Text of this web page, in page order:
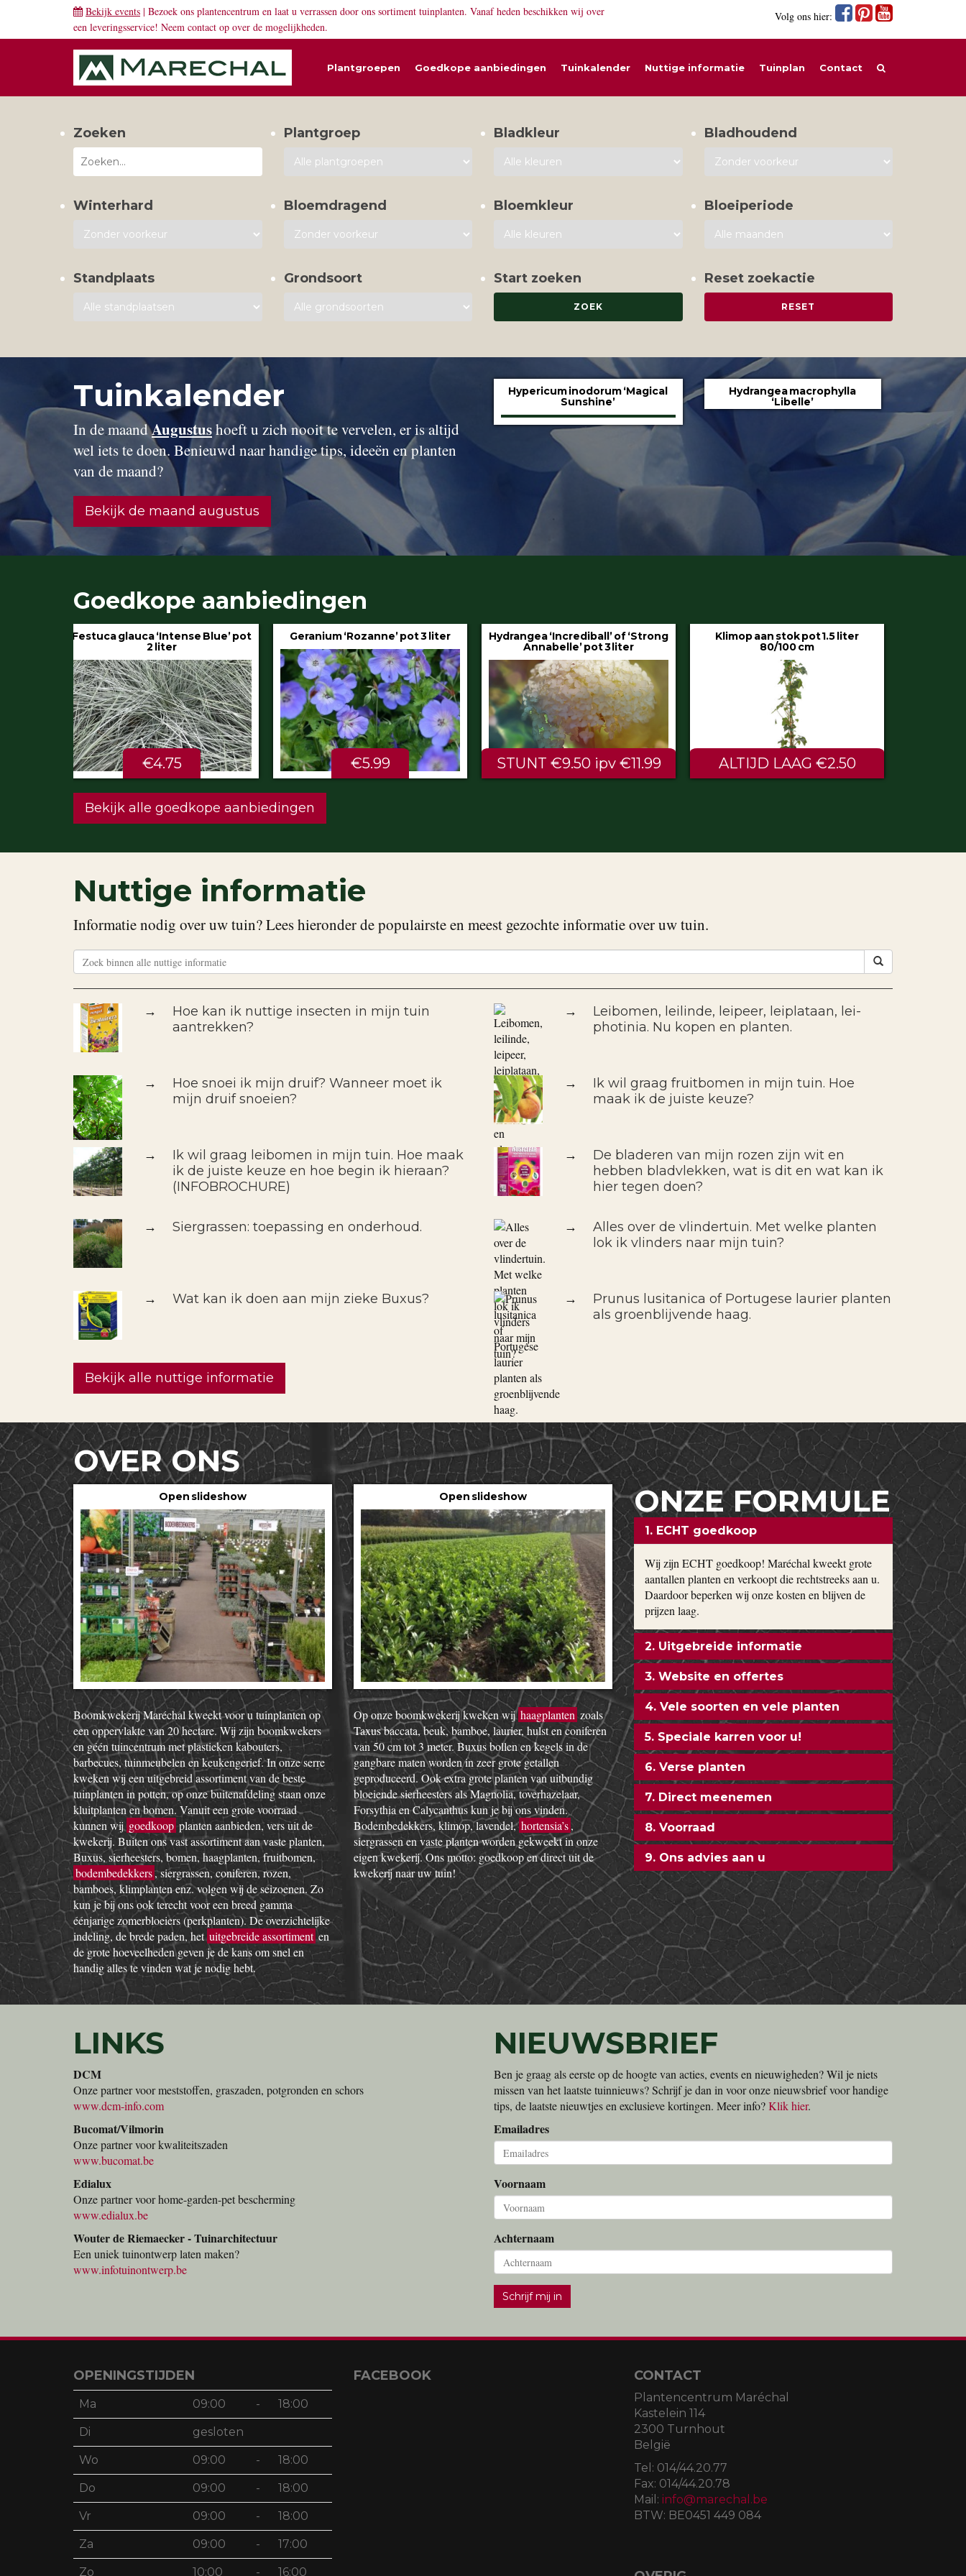
Bekijk events | Bezoek ons plantencentrum en laat u verrassen door ons sortiment tuinplanten. Vanaf heden beschikken wij over
een leveringsservice! Neem contact op over de mogelijkheden.
Volg ons hier:
Plantgroepen Goedkope aanbiedingen Tuinkalender Nuttige informatie Tuinplan Contact
Zoeken Plantgroep Bladkleur Bladhoudend
Winterhard Bloemdragend Bloemkleur Bloeiperiode
Standplaats Grondsoort Start zoeken Reset zoekactie
Tuinkalender
In de maandAugustushoeft u zich nooit te vervelen, er is altijd
wel iets te doen. Benieuwd naar handige tips, ideeën en planten
van de maand?
Bekijk de maand augustus
Hypericum inodorum ‘Magical
Sunshine’
Hydrangea macrophylla
‘Libelle’
Goedkope aanbiedingen
Geranium ‘Rozanne’ pot 3 liter
€5.99
Hydrangea ‘Incrediball’ of ‘Strong
Annabelle’ pot 3 liter
STUNT €9.50 ipv €11.99
Klimop aan stok pot 1.5 liter
80/100 cm
ALTIJD LAAG €2.50
Hedera helix ‘Hibernica’ pot 9 cm
€0.60
Bekijk alle goedkope aanbiedingen
Nuttige informatie
Informatie nodig over uw tuin? Lees hieronder de populairste en meest gezochte informatie over uw tuin.
→
Hoe kan ik nuttige insecten in mijn tuin
aantrekken?
→
Leibomen, leilinde, leipeer, leiplataan, lei-
photinia. Nu kopen en planten.
→
Hoe snoei ik mijn druif? Wanneer moet ik
mijn druif snoeien?
→
Ik wil graag fruitbomen in mijn tuin. Hoe
maak ik de juiste keuze?
→
Ik wil graag leibomen in mijn tuin. Hoe maak
ik de juiste keuze en hoe begin ik hieraan?
(INFOBROCHURE)
→
De bladeren van mijn rozen zijn wit en
hebben bladvlekken, wat is dit en wat kan ik
hier tegen doen?
→ Siergrassen: toepassing en onderhoud. →
Alles over de vlindertuin. Met welke planten
lok ik vlinders naar mijn tuin?
→ Wat kan ik doen aan mijn zieke Buxus? →
Prunus lusitanica of Portugese laurier planten
als groenblijvende haag.
Bekijk alle nuttige informatie
OVER ONS
Open slideshow
Boomkwekerij Maréchal kweekt voor u tuinplanten op
een oppervlakte van 20 hectare. Wij zijn boomkwekers
en géén tuincentrum met plastieken kabouters,
barbecues, tuinmeubelen en keukengerief. In onze serre
kweken wij een uitgebreid assortiment van de beste
tuinplanten in potten, op onze buitenafdeling staan onze
kluitplanten en bomen. Vanuit een grote voorraad
kunnen wij goedkoop planten aanbieden, vers uit de
kwekerij. Buiten ons vast assortiment aan vaste planten,
Buxus, sierheesters, bomen, haagplanten, fruitbomen,
bodembedekkers, siergrassen, coniferen, rozen,
bamboes, klimplanten enz. volgen wij de seizoenen. Zo
kun je bij ons ook terecht voor een breed gamma
éénjarige zomerbloeiers (perkplanten). De overzichtelijke
indeling, de brede paden, hetuitgebreide assortimenten
de grote hoeveelheden geven je de kans om snel en
handig alles te vinden wat je nodig hebt.
Open slideshow
Op onze boomkwekerij kweken wijhaagplanten zoals
Taxus baccata, beuk, bamboe, laurier, hulst en coniferen
van 50 cm tot 3 meter. Buxus bollen en kegels in de
gangbare maten worden in zeer grote getallen
geproduceerd. Ook extra grote planten van uitbundig
bloeiende sierheesters als Magnolia, toverhazelaar,
Forsythia en Calycanthus kun je bij ons vinden.
Bodembedekkers, klimop, lavendel,hortensia’s,
siergrassen en vaste planten worden gekweekt in onze
eigen kwekerij. Ons motto: goedkoop en direct uit de
kwekerij naar uw tuin!
ONZE FORMULE
1. ECHT goedkoop
Wij zijn ECHT goedkoop! Maréchal kweekt grote
aantallen planten en verkoopt die rechtstreeks aan u.
Daardoor beperken wij onze kosten en blijven de
prijzen laag.
2. Uitgebreide informatie
3. Website en offertes
4. Vele soorten en vele planten
5. Speciale karren voor u!
6. Verse planten
7. Direct meenemen
8. Voorraad
9. Ons advies aan u
LINKS
DCM
Onze partner voor meststoffen, graszaden, potgronden en schors
www.dcm-info.com
Bucomat/Vilmorin
Onze partner voor kwaliteitszaden
www.bucomat.be
Edialux
Onze partner voor home-garden-pet bescherming
www.edialux.be
Wouter de Riemaecker - Tuinarchitectuur
Een uniek tuinontwerp laten maken?
www.infotuinontwerp.be
NIEUWSBRIEF
Ben je graag als eerste op de hoogte van acties, events en nieuwigheden? Wil je niets
missen van het laatste tuinnieuws? Schrijf je dan in voor onze nieuwsbrief voor handige
tips, de laatste nieuwtjes en exclusieve kortingen. Meer info?Klik hier.
Emailadres
Voornaam
Achternaam
Schrijf mij in
OPENINGSTIJDEN
Ma 09:00 - 18:00
Di gesloten
Wo 09:00 - 18:00
Do 09:00 - 18:00
Vr 09:00 - 18:00
Za 09:00 - 17:00
Zo 10:00 - 16:00
FACEBOOK CONTACT
Plantencentrum Maréchal
Kastelein 114
2300 Turnhout
België
Tel: 014/44.20.77
Fax: 014/44.20.78
Mail: info@marechal.be
BTW: BE0451 449 084